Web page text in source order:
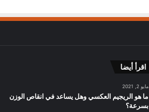
اقرأ أيضا
مايو 2, 2021
ما هو الريجيم العكسي وهل يساعد في انقاص الوزن
بسرعة؟